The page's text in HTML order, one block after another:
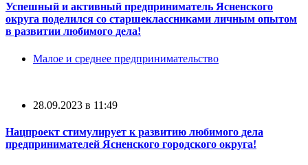
Успешный и активный предприниматель Ясненского
округа поделился со старшеклассниками личным опытом
в развитии любимого дела!
Малое и среднее предпринимательство
28.09.2023 в 11:49
Нацпроект стимулирует к развитию любимого дела
предпринимателей Ясненского городского округа!